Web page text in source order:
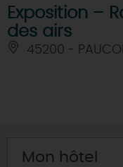
Exposition –
des airs
45200 -
Mon hôtel